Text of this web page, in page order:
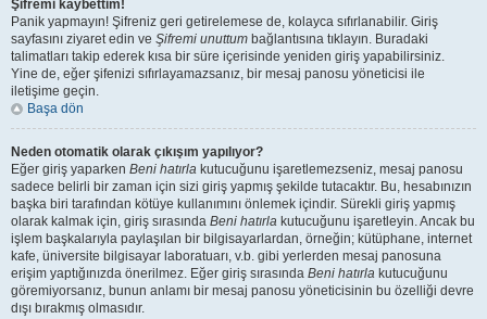
Şifremi kaybettim!
Panik yapmayın! Şifreniz geri getirelemese de, kolayca sıfırlanabilir. Giriş
sayfasını ziyaret edin ve Şifremi unuttum bağlantısına tıklayın. Buradaki
talimatları takip ederek kısa bir süre içerisinde yeniden giriş yapabilirsiniz.
Yine de, eğer şifenizi sıfırlayamazsanız, bir mesaj panosu yöneticisi ile
iletişime geçin.
Başa dön
Neden otomatik olarak çıkışım yapılıyor?
Eğer giriş yaparken Beni hatırla kutucuğunu işaretlemezseniz, mesaj panosu
sadece belirli bir zaman için sizi giriş yapmış şekilde tutacaktır. Bu, hesabınızın
başka biri tarafından kötüye kullanımını önlemek içindir. Sürekli giriş yapmış
olarak kalmak için, giriş sırasında Beni hatırla kutucuğunu işaretleyin. Ancak bu
işlem başkalarıyla paylaşılan bir bilgisayarlardan, örneğin; kütüphane, internet
kafe, üniversite bilgisayar laboratuarı, v.b. gibi yerlerden mesaj panosuna
erişim yaptığınızda önerilmez. Eğer giriş sırasında Beni hatırla kutucuğunu
göremiyorsanız, bunun anlamı bir mesaj panosu yöneticisinin bu özelliği devre
dışı bırakmış olmasıdır.